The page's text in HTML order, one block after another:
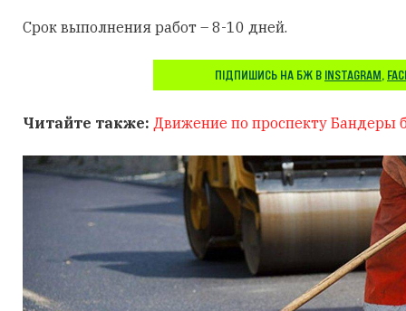
Срок выполнения работ – 8-10 дней.
ПІДПИШИСЬ НА БЖ В INSTAGRAM,
Читайте также: Движение по проспекту Бандеры